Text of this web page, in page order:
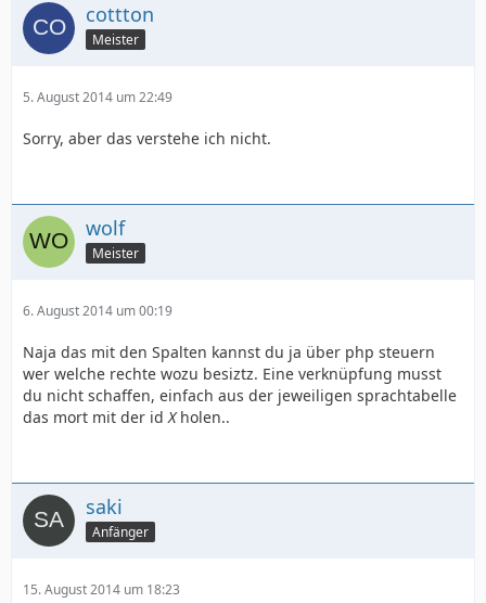
cottton
Meister
5. August 2014 um 22:49
Sorry, aber das verstehe ich nicht.
wolf
Meister
6. August 2014 um 00:19
Naja das mit den Spalten kannst du ja über php steuern
wer welche rechte wozu besiztz. Eine verknüpfung musst
du nicht schaffen, einfach aus der jeweiligen sprachtabelle
das mort mit der idXholen..
saki
Anfänger
15. August 2014 um 18:23